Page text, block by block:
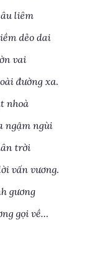
liêm
dẻo dai
vai
đường xa.
nhoà
ngậm ngùi
trời
vấn vương.
gương
gọi về…